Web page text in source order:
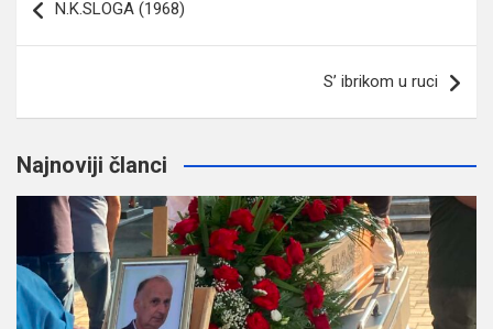
članaka
N.K.SLOGA (1968)
S’ ibrikom u ruci
Najnoviji članci